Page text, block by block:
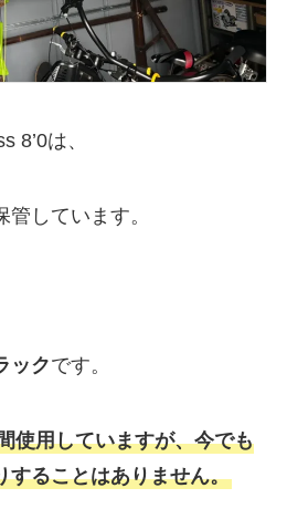
8’0は、
しています。
ックです。
使用していますが、今でも
することはありません。